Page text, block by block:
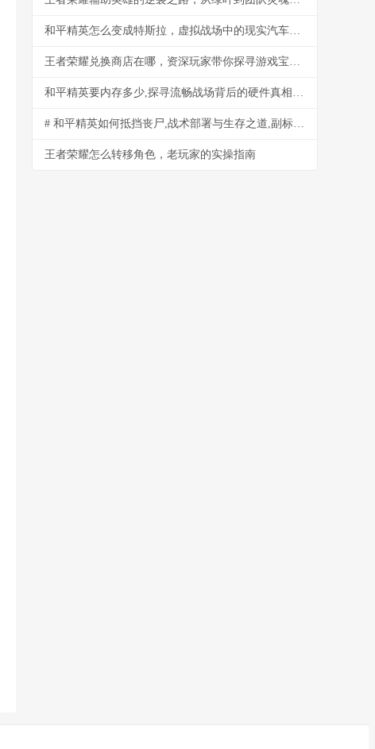
和平精英怎么变成特斯拉，虚拟战场中的现实汽车革命
王者荣耀兑换商店在哪，资深玩家带你探寻游戏宝藏之地
和平精英要内存多少,探寻流畅战场背后的硬件真相,副标题,资深玩家实战剖析内存需求之谜
# 和平精英如何抵挡丧尸,战术部署与生存之道,副标题末世战场求生指南
王者荣耀怎么转移角色，老玩家的实操指南